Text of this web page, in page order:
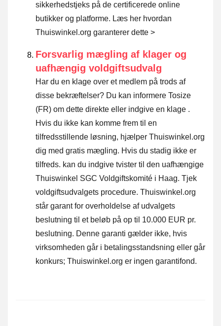
sikkerhedstjeks på de certificerede online
butikker og platforme. Læs her hvordan
Thuiswinkel.org garanterer dette >
Forsvarlig mægling af klager og
uafhængig voldgiftsudvalg
Har du en klage over et medlem på trods af
disse bekræftelser? Du kan informere Tosize
(FR) om dette direkte eller indgive en klage .
Hvis du ikke kan komme frem til en
tilfredsstillende løsning, hjælper Thuiswinkel.org
dig med gratis mægling. Hvis du stadig ikke er
tilfreds. kan du indgive tvister til den uafhængige
Thuiswinkel SGC Voldgiftskomité i Haag. Tjek
voldgiftsudvalgets procedure. Thuiswinkel.org
står garant for overholdelse af udvalgets
beslutning til et beløb på op til 10.000 EUR pr.
beslutning. Denne garanti gælder ikke, hvis
virksomheden går i betalingsstandsning eller går
konkurs; Thuiswinkel.org er ingen garantifond.